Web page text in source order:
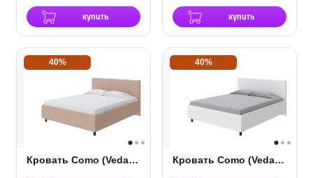
купить купить
40%
Кровать Como (Veda) 3 кожа
40%
Кровать Como (Veda) 3 в ткани